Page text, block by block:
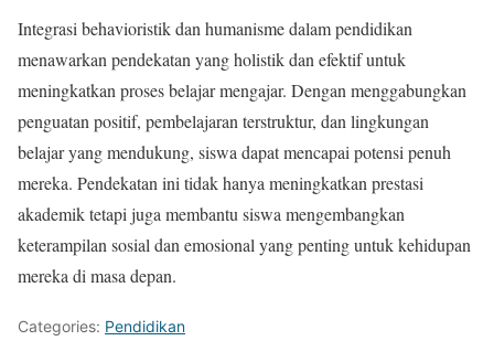
Integrasi behavioristik dan humanisme dalam pendidikan
menawarkan pendekatan yang holistik dan efektif untuk
meningkatkan proses belajar mengajar. Dengan menggabungkan
penguatan positif, pembelajaran terstruktur, dan lingkungan
belajar yang mendukung, siswa dapat mencapai potensi penuh
mereka. Pendekatan ini tidak hanya meningkatkan prestasi
akademik tetapi juga membantu siswa mengembangkan
keterampilan sosial dan emosional yang penting untuk kehidupan
mereka di masa depan.
Categories: Pendidikan